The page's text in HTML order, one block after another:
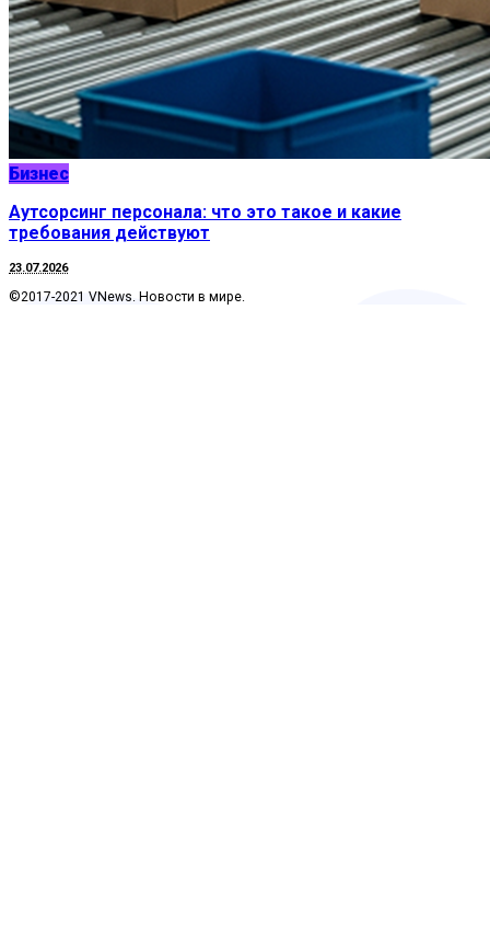
Бизнес
Аутсорсинг персонала: что это такое и какие
требования действуют
23.07.2026
©2017-2021 VNews. Новости в мире.